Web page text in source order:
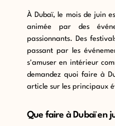
À Dubaï, le mois de juin
animée par des
passionnants. Des
passant par les
s'amuser en intérieur
demandez quoi faire à
article sur les principaux
Que faire à Dubaï en